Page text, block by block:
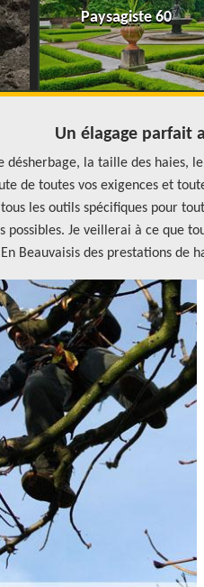
Paysagiste 60
Un élagage parfait
désherbage, la taille des haies,
de toutes vos exigences et
les outils spécifiques pour
possibles. Je veillerai à ce que
Beauvaisis des prestations de